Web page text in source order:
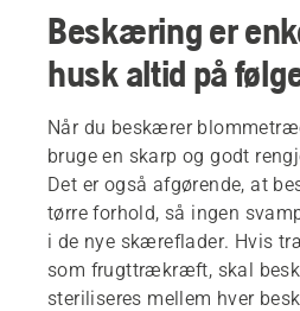
Beskæring er
husk altid på
Når du beskærer
bruge en skarp og godt
Det er også afgørende, at
tørre forhold, så ingen
i de nye skæreflader. Hvis
som frugttrækræft, skal
steriliseres mellem hver